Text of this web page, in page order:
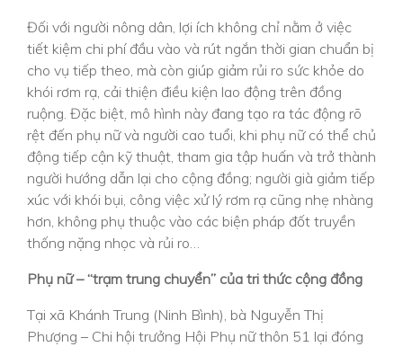
Đối với người nông dân, lợi ích không chỉ nằm ở việc
tiết kiệm chi phí đầu vào và rút ngắn thời gian chuẩn bị
cho vụ tiếp theo, mà còn giúp giảm rủi ro sức khỏe do
khói rơm rạ, cải thiện điều kiện lao động trên đồng
ruộng. Đặc biệt, mô hình này đang tạo ra tác động rõ
rệt đến phụ nữ và người cao tuổi, khi phụ nữ có thể chủ
động tiếp cận kỹ thuật, tham gia tập huấn và trở thành
người hướng dẫn lại cho cộng đồng; người già giảm tiếp
xúc với khói bụi, công việc xử lý rơm rạ cũng nhẹ nhàng
hơn, không phụ thuộc vào các biện pháp đốt truyền
thống nặng nhọc và rủi ro…
Phụ nữ – “trạm trung chuyển” của tri thức cộng đồng
Tại xã Khánh Trung (Ninh Bình), bà Nguyễn Thị
Phượng – Chi hội trưởng Hội Phụ nữ thôn 51 lại đóng